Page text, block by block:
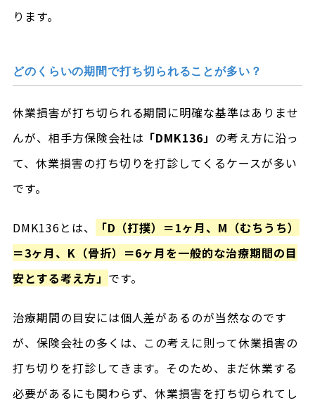
ります。
どのくらいの期間で打ち切られることが多い？
休業損害が打ち切られる期間に明確な基準はありませ
んが、相手方保険会社は 「DMK136」 の考え方に沿っ
て、休業損害の打ち切りを打診してくるケースが多い
です。
DMK136とは、
「D（打撲）＝1ヶ月、M（むちうち）
＝3ヶ月、K（骨折）＝6ヶ月を一般的な治療期間の目
安とする考え方」 です。
治療期間の目安には個人差があるのが当然なのです
が、保険会社の多くは、この考えに則って休業損害の
打ち切りを打診してきます。そのため、まだ休業する
必要があるにも関わらず、休業損害を打ち切られてし